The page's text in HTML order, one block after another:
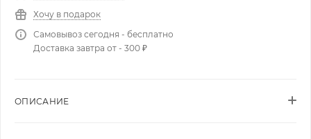
Хочу в подарок
Самовывоз сегодня - бесплатно
Доставка завтра от - 300 ₽
ОПИСАНИЕ